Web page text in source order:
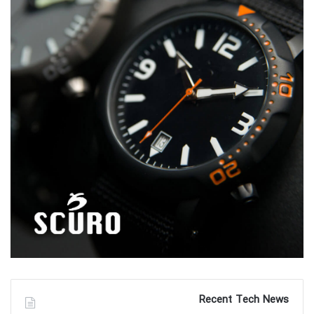
ساعت های کرونوگراف در اصل فراتر
از ساعت مچی بوده و به عنوان ابزار
اندازه گیری دقیق (زمان، دما، ارتفاع،
عمق،…) می توان از آنها استفاده
نمود، باید دقت نمائید تا برای هر
کاری ابزار مناسب آن را انتخاب
نمائید.
Recent Tech News